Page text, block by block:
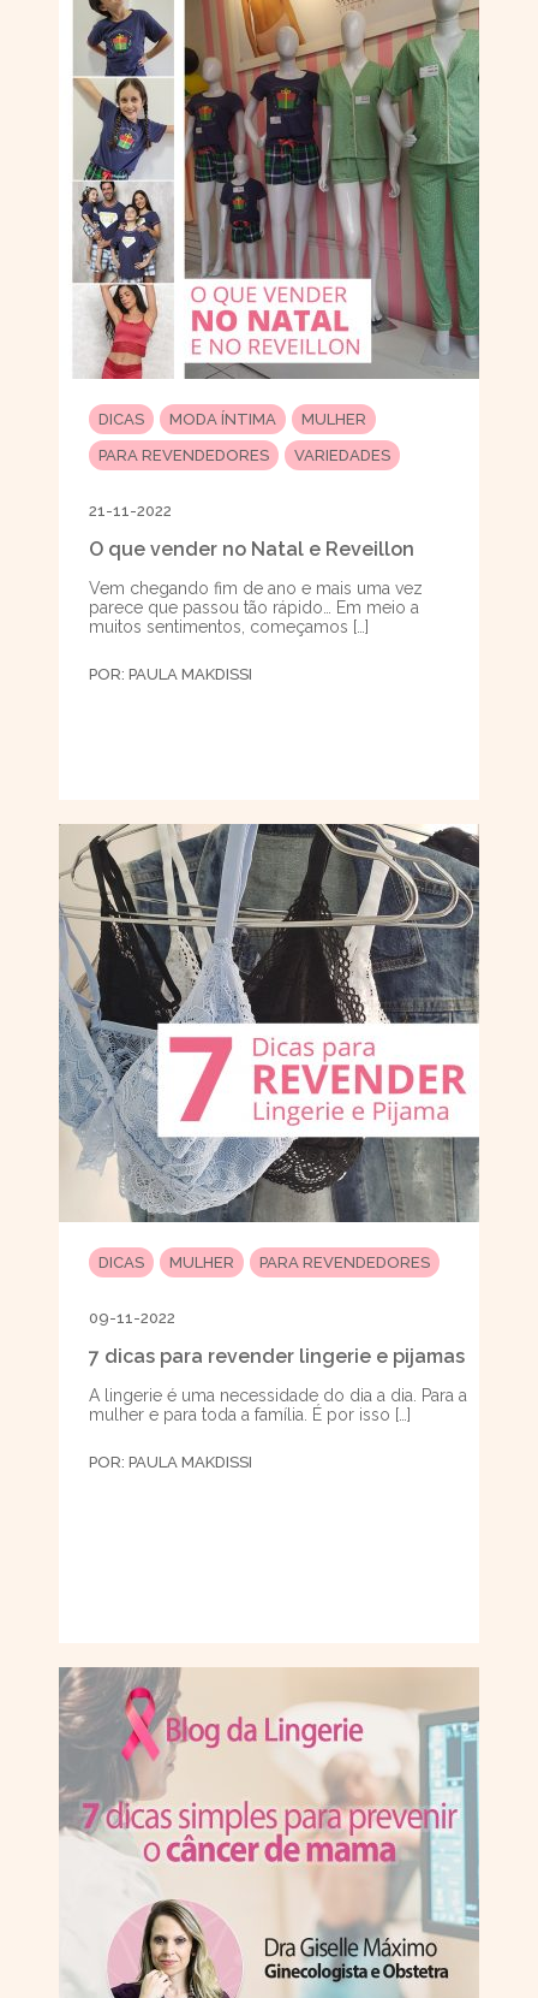
DICAS MODA ÍNTIMA
MULHER
PARA REVENDEDORES
VARIEDADES
21-11-2022
O que vender no Natal e Reveillon
Vem chegando fim de ano e mais uma vez
parece que passou tão rápido… Em meio a
muitos sentimentos, começamos […]
POR: PAULA MAKDISSI
DICAS MULHER PARA REVENDEDORES
09-11-2022
7 dicas para revender lingerie e pijamas
A lingerie é uma necessidade do dia a dia. Para a
mulher e para toda a família. É por isso […]
POR: PAULA MAKDISSI